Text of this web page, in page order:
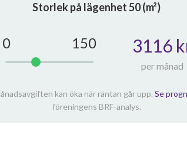
Storlek på lägenhet50(m²)
0 150 3116
per månad
kan öka när räntan går upp. Se
föreningens BRF-analys.